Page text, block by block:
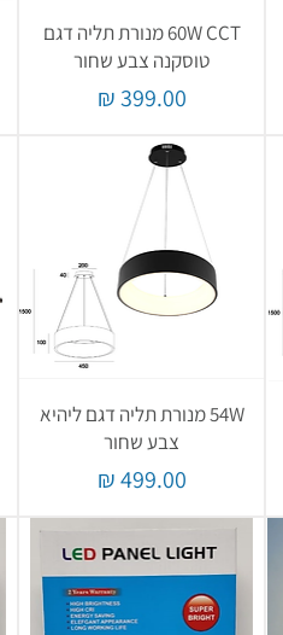
60W CCT מנורת תליה דגם
טוסקנה צבע שחור
מחיר
54W מנורת תליה דגם ליהיא
צבע שחור
מחיר